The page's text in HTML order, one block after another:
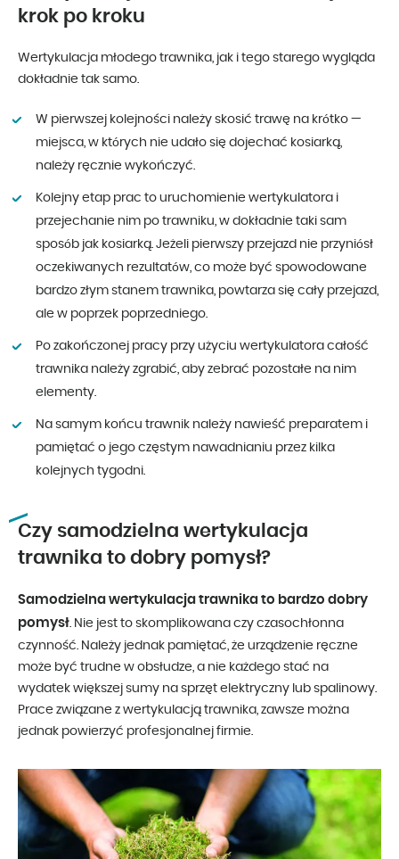
krok po kroku
Wertykulacja młodego trawnika, jak i tego starego wygląda
dokładnie tak samo.
W pierwszej kolejności należy skosić trawę na krótko —
miejsca, w których nie udało się dojechać kosiarką,
należy ręcznie wykończyć.
Kolejny etap prac to uruchomienie wertykulatora i
przejechanie nim po trawniku, w dokładnie taki sam
sposób jak kosiarką. Jeżeli pierwszy przejazd nie przyniósł
oczekiwanych rezultatów, co może być spowodowane
bardzo złym stanem trawnika, powtarza się cały przejazd,
ale w poprzek poprzedniego.
Po zakończonej pracy przy użyciu wertykulatora całość
trawnika należy zgrabić, aby zebrać pozostałe na nim
elementy.
Na samym końcu trawnik należy nawieść preparatem i
pamiętać o jego częstym nawadnianiu przez kilka
kolejnych tygodni.
Czy samodzielna wertykulacja
trawnika to dobry pomysł?
Samodzielna wertykulacja trawnika to bardzo dobry
pomysł. Nie jest to skomplikowana czy czasochłonna
czynność. Należy jednak pamiętać, że urządzenie ręczne
może być trudne w obsłudze, a nie każdego stać na
wydatek większej sumy na sprzęt elektryczny lub spalinowy.
Prace związane z wertykulacją trawnika, zawsze można
jednak powierzyć profesjonalnej firmie.